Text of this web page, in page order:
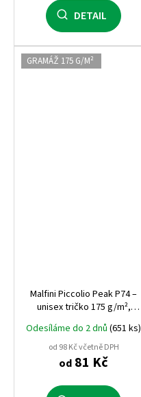
DETAIL
GRAMÁŽ 175 G/M²
Malfini Piccolio Peak P74 –
unisex tričko 175 g/m²,
ideální pro potisk
Odesíláme do 2 dnů (651 ks)
od 98 Kč včetně DPH
od 81 Kč